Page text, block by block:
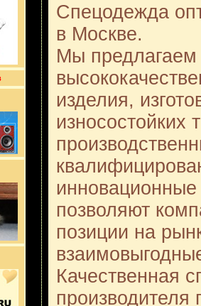
Спецодежда
в Москве.
Мы
изделия,
износостойких
инновационные
позволяют
позиции на
Качественная